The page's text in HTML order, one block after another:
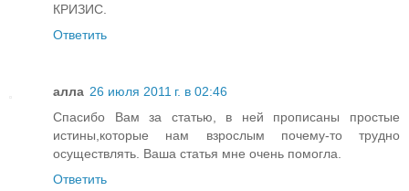
КРИЗИС.
Ответить
алла 26 июля 2011 г. в 02:46
Спасибо Вам за статью, в ней прописаны простые
истины,которые нам взрослым почему-то трудно
осуществлять. Ваша статья мне очень помогла.
Ответить